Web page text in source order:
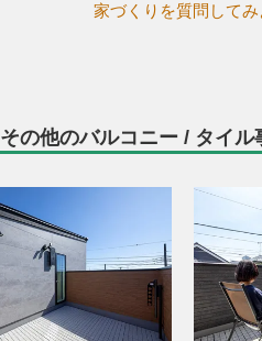
家づくりを質問してみ
その他のバルコニー / タイル